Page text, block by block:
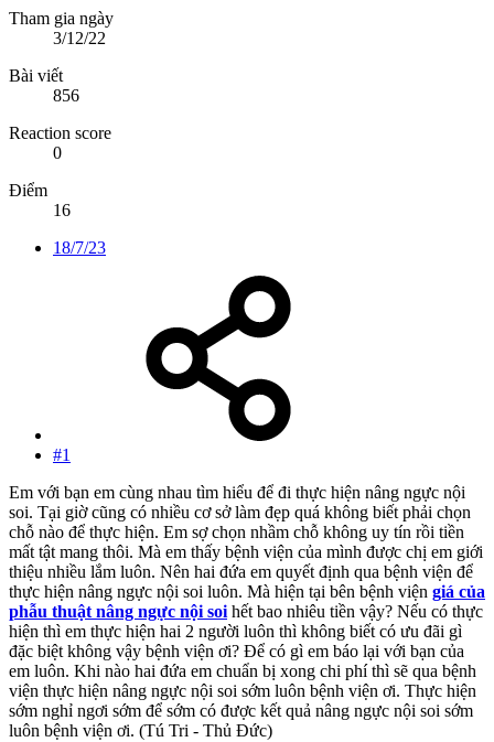
Tham gia ngày
3/12/22
Bài viết
856
Reaction score
0
Điểm
16
18/7/23
#1
Em với bạn em cùng nhau tìm hiểu để đi thực hiện nâng ngực nội
soi. Tại giờ cũng có nhiều cơ sở làm đẹp quá không biết phải chọn
chỗ nào để thực hiện. Em sợ chọn nhầm chỗ không uy tín rồi tiền
mất tật mang thôi. Mà em thấy bệnh viện của mình được chị em giới
thiệu nhiều lắm luôn. Nên hai đứa em quyết định qua bệnh viện để
thực hiện nâng ngực nội soi luôn. Mà hiện tại bên bệnh viện giá của
phẫu thuật nâng ngực nội soi hết bao nhiêu tiền vậy? Nếu có thực
hiện thì em thực hiện hai 2 người luôn thì không biết có ưu đãi gì
đặc biệt không vậy bệnh viện ơi? Để có gì em báo lại với bạn của
em luôn. Khi nào hai đứa em chuẩn bị xong chi phí thì sẽ qua bệnh
viện thực hiện nâng ngực nội soi sớm luôn bệnh viện ơi. Thực hiện
sớm nghỉ ngơi sớm để sớm có được kết quả nâng ngực nội soi sớm
luôn bệnh viện ơi. (Tú Tri - Thủ Đức)